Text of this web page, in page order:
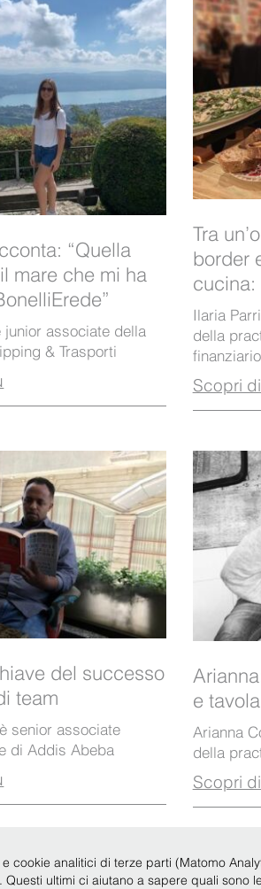
“Quella
mare che mi ha
junior associate della
& Trasporti
Tra
border
cucina:
Ilaria
della
finanziario
Scopri
del successo
team
senior associate
di Addis Abeba
e tavola
Arianna
della
Scopri
cookie analitici di terze parti (Matomo
ultimi ci aiutano a sapere quali sono